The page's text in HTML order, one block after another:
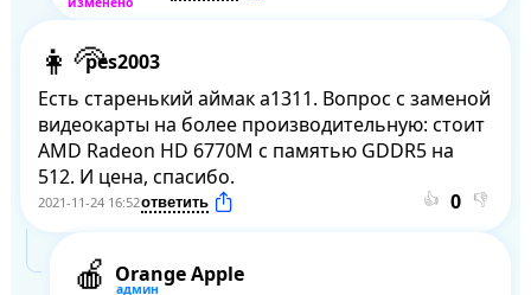
pes2003
Есть старенький аймак а1311. Вопрос с заменой
видеокарты на более производительную: стоит
АМD Rаdеоn НD 6770М с памятью GDDR5 на
512. И цена, спасибо.
2021-11-24 16:52 👍 👎
Orange Apple